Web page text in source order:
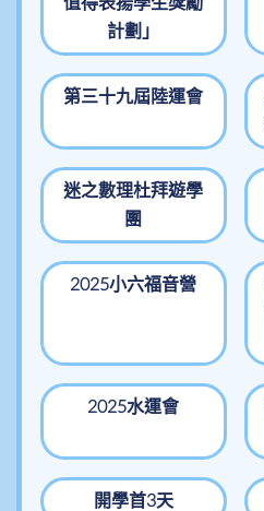
計劃」
第三十九屆陸運會
迷之數理杜拜遊學
團
2025小六福音營
2025水運會
開學首3天